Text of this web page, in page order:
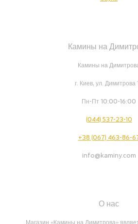
Камины на
Камины на
г. Киев, ул. Димитрова
Пн-Пт 10:00-16:00
(044) 537-23-10
+38 (067) 463-86-
info@kaminy.com
О нас
Магазин «Камины на Димитрова»